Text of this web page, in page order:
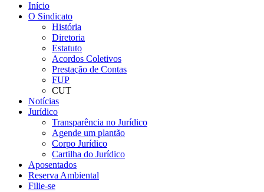
Início
O Sindicato
História
Diretoria
Estatuto
Acordos Coletivos
Prestação de Contas
FUP
CUT
Notícias
Jurídico
Transparência no Jurídico
Agende um plantão
Corpo Jurídico
Cartilha do Jurídico
Aposentados
Reserva Ambiental
Filie-se